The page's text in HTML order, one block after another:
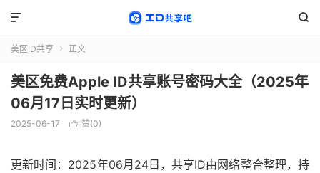


美区ID共享  正文
美区免费Apple ID共享账号密码大全（2025年
06月17日实时更新）
2025-06-17  赞(0)
更新时间：2025年06月24日，共享ID由网络整合整理，持